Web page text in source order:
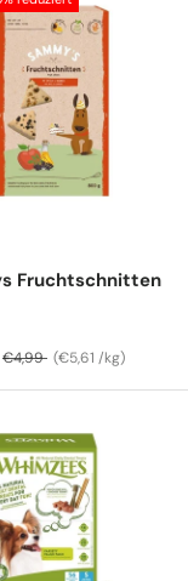
Fruchtschnitten
Normaler Preis
€4,99 Grundpreis
€5,61 /kg